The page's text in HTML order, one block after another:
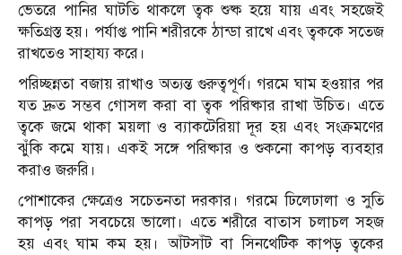
ভেতরে পানির ঘাটতি থাকলে ত্বক শুষ্ক হয়ে যায় এবং সহজেই
ক্ষতিগ্রস্ত হয়। পর্যাপ্ত পানি শরীরকে ঠান্ডা রাখে এবং ত্বককে সতেজ
রাখতেও সাহায্য করে।
পরিচ্ছন্নতা বজায় রাখাও অত্যন্ত গুরুত্বপূর্ণ। গরমে ঘাম হওয়ার পর
যত দ্রুত সম্ভব গোসল করা বা ত্বক পরিষ্কার রাখা উচিত। এতে
ত্বকে জমে থাকা ময়লা ও ব্যাকটেরিয়া দূর হয় এবং সংক্রমণের
ঝুঁকি কমে যায়। একই সঙ্গে পরিষ্কার ও শুকনো কাপড় ব্যবহার
করাও জরুরি।
পোশাকের ক্ষেত্রেও সচেতনতা দরকার। গরমে ঢিলেঢালা ও সুতি
কাপড় পরা সবচেয়ে ভালো। এতে শরীরে বাতাস চলাচল সহজ
হয় এবং ঘাম কম হয়। আঁটসাঁট বা সিনথেটিক কাপড় ত্বকের